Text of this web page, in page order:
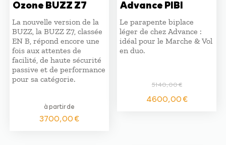
Ozone BUZZ Z7
La nouvelle version de la
BUZZ, la BUZZ Z7, classée
EN B, répond encore une
fois aux attentes de
facilité, de haute sécurité
passive et de performance
pour sa catégorie.
à partir de
3700,00€
Advance PIBI
Le parapente biplace
léger de chez Advance :
idéal pour le Marche & Vol
en duo.
5140,00€
Le
4600,00€Le